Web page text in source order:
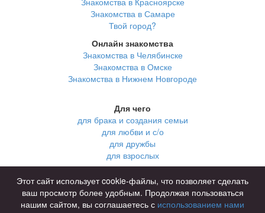
Знакомства в Самаре
Твой город?
Онлайн знакомства
Знакомства в Челябинске
Знакомства в Омске
Знакомства в Нижнем Новгороде
Для чего
для брака и создания семьи
для любви и с/о
для дружбы
для взрослых
за 40 лет
за 60 лет
для пожилых
Этот сайт использует cookie-файлы, что позволяет сделать
ваш просмотр более удобным. Продолжая пользоваться
нашим сайтом, вы соглашаетесь с использованием нами